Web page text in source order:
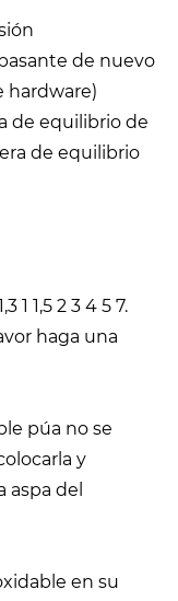
de nuevo
hardware)
de equilibrio de
de equilibrio
1 1,5 2 3 4 5 7.
haga una
púa no se
y
del
en su